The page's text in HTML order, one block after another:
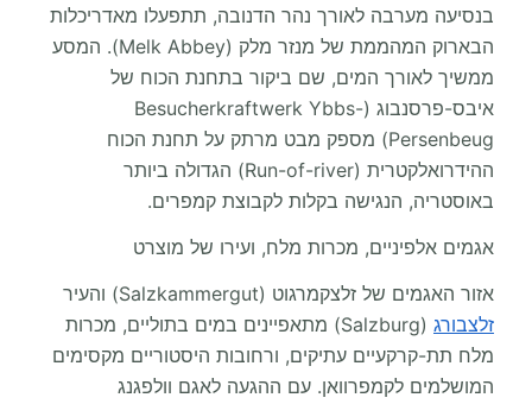
בנסיעה מערבה לאורך נהר הדנובה, תתפעלו מאדריכלות
הבארוק המהממת של מנזר מלק (Melk Abbey). המסע
ממשיך לאורך המים, שם ביקור בתחנת הכוח של
איבס-פרסנבוג (Besucherkraftwerk Ybbs-
Persenbeug) מספק מבט מרתק על תחנת הכוח
ההידרואלקטרית (Run-of-river) הגדולה ביותר
באוסטריה, הנגישה בקלות לקבוצת קמפרים.
אגמים אלפיניים, מכרות מלח, ועירו של מוצרט
אזור האגמים של זלצקמרגוט (Salzkammergut) והעיר
זלצבורג
(Salzburg) מתאפיינים במים בתוליים, מכרות
מלח תת-קרקעיים עתיקים, ורחובות היסטוריים מקסימים
המושלמים לקמפרוואן. עם ההגעה לאגם וולפגנג